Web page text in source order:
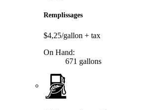
Remplissages
$4,25/gallon + tax
On Hand:
671 gallons